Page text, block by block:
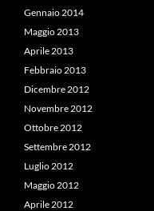
Gennaio 2014
Maggio 2013
Aprile 2013
Febbraio 2013
Dicembre 2012
Novembre 2012
Ottobre 2012
Settembre 2012
Luglio 2012
Maggio 2012
Aprile 2012